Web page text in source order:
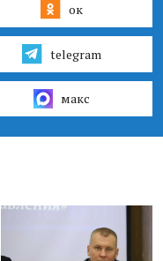
ок
telegram
макс